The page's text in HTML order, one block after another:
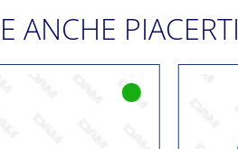
ANCHE PIACERTI